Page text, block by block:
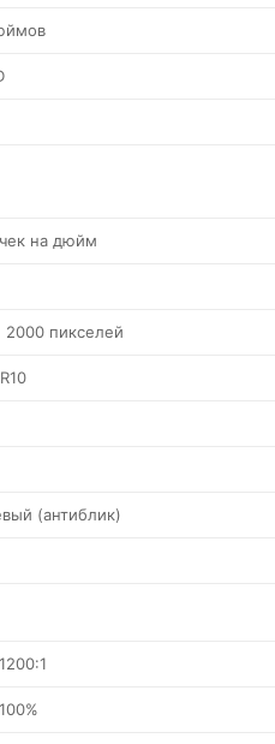
на дюйм
2000 пикселей
(антиблик)
1200:1
100%